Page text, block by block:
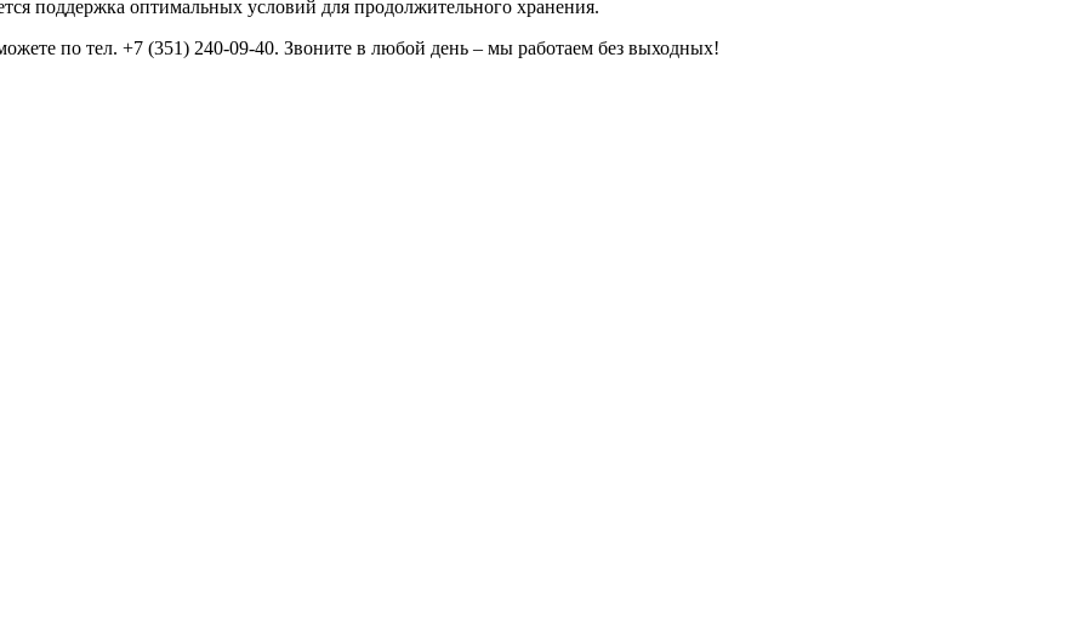
поддержка оптимальных условий для продолжительного хранения.
по тел. +7 (351) 240-09-40. Звоните в любой день – мы работаем без выходных!